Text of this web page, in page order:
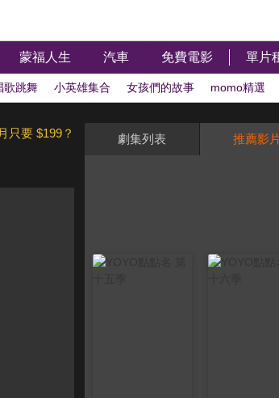
蒙福人生 汽車 免費電影 單片
歌跳舞 小英雄集合 女孩們的故事 momo精選
只要 $199？ 劇集列表 推薦影